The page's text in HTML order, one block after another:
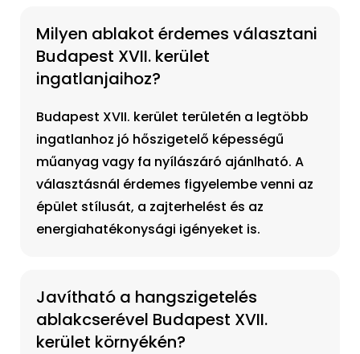
Milyen ablakot érdemes választani
Budapest XVII. kerület
ingatlanjaihoz?
Budapest XVII. kerület területén a legtöbb
ingatlanhoz jó hőszigetelő képességű
műanyag vagy fa nyílászáró ajánlható. A
választásnál érdemes figyelembe venni az
épület stílusát, a zajterhelést és az
energiahatékonysági igényeket is.
Javítható a hangszigetelés
ablakcserével Budapest XVII.
kerület környékén?